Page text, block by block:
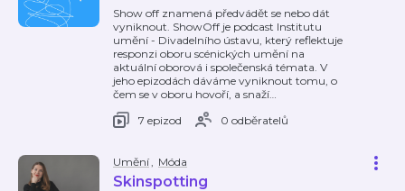
Show off znamená předvádět se nebo dát
vyniknout. ShowOff je podcast Institutu
umění - Divadelního ústavu, který reflektuje
responzi oboru scénických umění na
aktuální oborová i společenská témata. V
jeho epizodách dáváme vyniknout tomu, o
čem se v oboru hovoří, a snaží…
7 epizod
0 odběratelů
Umění, Móda
Skinspotting